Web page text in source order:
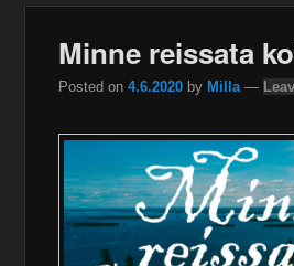
Minne reissata
Posted on4.6.2020 by Milla —